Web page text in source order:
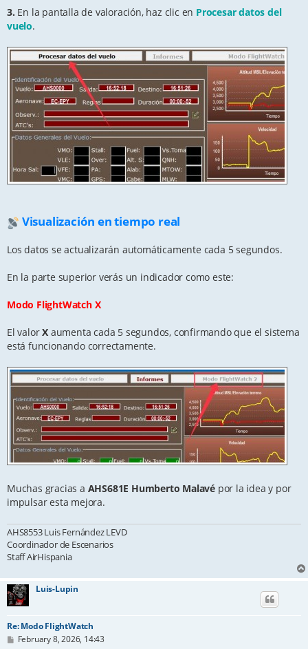
3. En la pantalla de valoración, haz clic en Procesar datos del
vuelo.
Visualización en tiempo real
Los datos se actualizarán automáticamente cada 5 segundos.
En la parte superior verás un indicador como este:
Modo FlightWatch X
El valorX aumenta cada 5 segundos, confirmando que el sistema
está funcionando correctamente.
Muchas gracias a AHS681E Humberto Malavé por la idea y por
impulsar esta mejora.
AHS8553 Luis Fernández LEVD
Coordinador de Escenarios
Staff AirHispania
Luis-Lupin
Re: Modo FlightWatch
PFebruary 8, 2026, 14:43